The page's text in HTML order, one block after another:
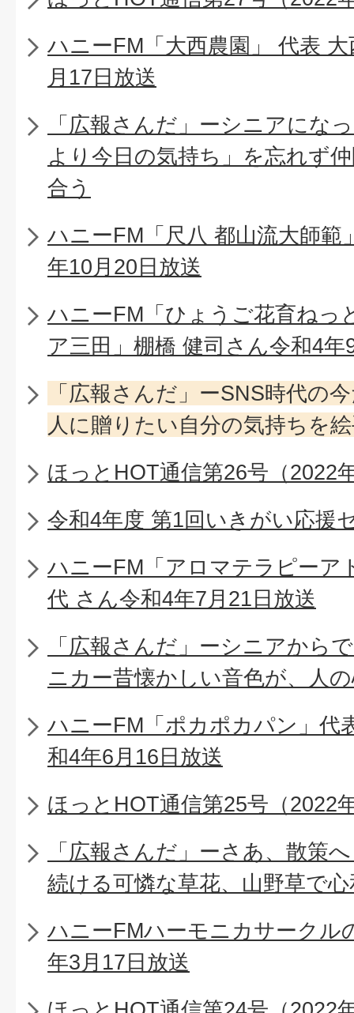
ハニーFM「大西農園」 代表
月17日放送
「広報さんだ」ーシニアにな
より今日の気持ち」を忘れず
合う
ハニーFM「尺八 都山流大師範
年10月20日放送
ハニーFM「ひょうご花育ねっ
ア三田」棚橋 健司さん令和4年
「広報さんだ」ーSNS時代の
人に贈りたい自分の気持ちを
ほっとHOT通信第26号（2022
令和4年度 第1回いきがい応援
ハニーFM「アロマテラピーア
代 さん令和4年7月21日放送
「広報さんだ」ーシニアから
ニカー昔懐かしい音色が、人
ハニーFM「ポカポカパン」代
和4年6月16日放送
ほっとHOT通信第25号（2022
「広報さんだ」ーさあ、散策
続ける可憐な草花、山野草で
ハニーFMハーモニカサークル
年3月17日放送